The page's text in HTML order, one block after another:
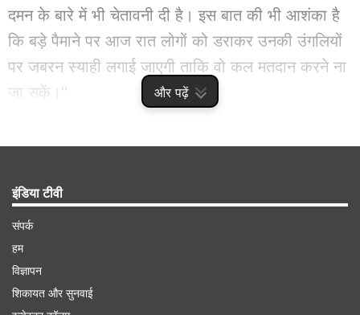
और पढ़ें
दमन के बारे में भी चेतावनी दी है। इस बात की भी आशंका है
कि बड़े पैमाने पर आज रात लोगों को डराकर उनकी उंगलियों
पर जबरन स्याही लगाई जाएगी ताकि वो कल मतदान करने ना
जा सकें।"
इंडिया टीवी
संपर्क
हम
विज्ञापन
शिकायत और सुनवाई